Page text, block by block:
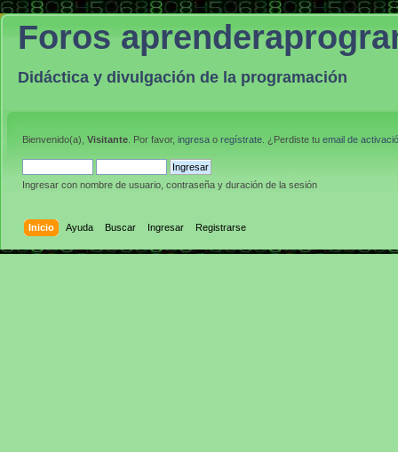
Foros
Didáctica y divulgación de la programación
Bienvenido(a), Visitante . Por favor, ingresa o regístrate . ¿Perdiste tu email de
Ingresar con nombre de usuario, contraseña y duración de la sesión
Inicio Ayuda Buscar Ingresar Registrarse